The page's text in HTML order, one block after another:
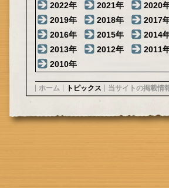
2022年
2021年
2020
2019年
2018年
2017
2016年
2015年
2014
2013年
2012年
2011
2010年
ホーム トピックス 当サイトの掲載情